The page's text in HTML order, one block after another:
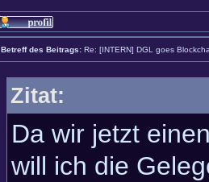
Betreff des Beitrags: Re: [INTERN] DGL goes
Zitat:
Da wir jetzt
will ich die